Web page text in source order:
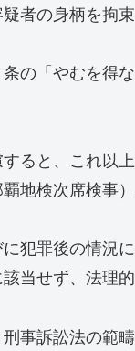
者の身柄を拘
の「やむを得
ると、これ以
地検次席検事
犯罪後の情況
当せず、法理的
事訴訟法の範